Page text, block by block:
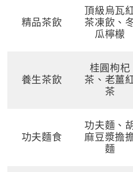
精品茶飲
頂級烏瓦
茶凍飲、
瓜檸檬
養生茶飲
桂圓枸杞
茶、老薑
茶
功夫麵食
功夫麵、胡
麻豆漿擔
麵